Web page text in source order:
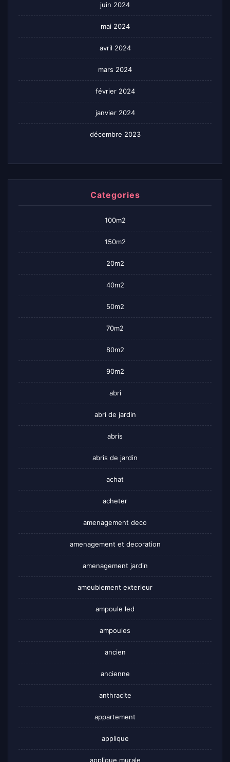
juin 2024
mai 2024
avril 2024
mars 2024
février 2024
janvier 2024
décembre 2023
Categories
100m2
150m2
20m2
40m2
50m2
70m2
80m2
90m2
abri
abri de jardin
abris
abris de jardin
achat
acheter
amenagement deco
amenagement et decoration
amenagement jardin
ameublement exterieur
ampoule led
ampoules
ancien
ancienne
anthracite
appartement
applique
applique murale